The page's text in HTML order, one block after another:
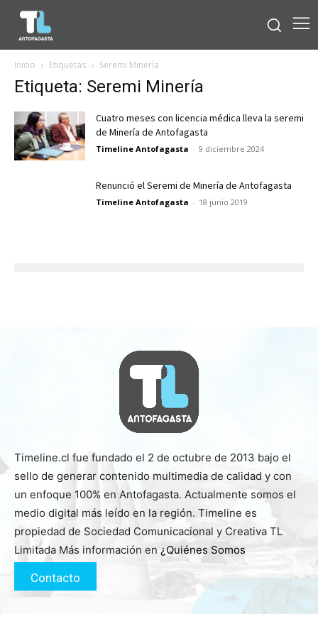
Inicio Etiquetas Seremi Minería
Etiqueta: Seremi Minería
Cuatro meses con licencia médica lleva la seremi
de Minería de Antofagasta
Timeline Antofagasta - 9 diciembre 2024
Renunció el Seremi de Minería de Antofagasta
Timeline Antofagasta - 18 junio 2019
Timeline.cl fue fundado el 2 de octubre de 2013 bajo el
sello de generar contenido multimedia de calidad y con
un enfoque 100% en Antofagasta. Actualmente somos el
medio digital más leído en la región. Timeline es
propiedad de Sociedad Comunicacional y Creativa TL
Limitada Más información en ¿Quiénes Somos
Contacto